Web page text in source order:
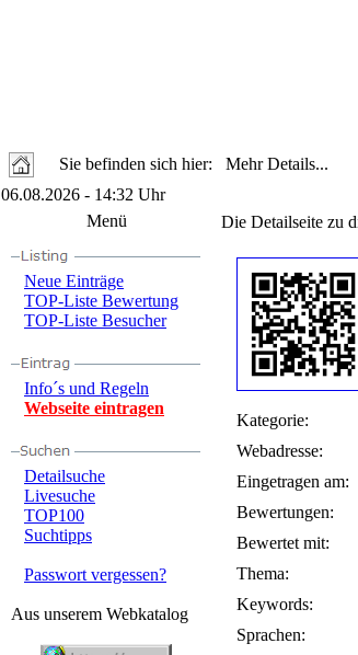
Sie befinden sich hier: Mehr Details...
06.08.2026 - 14:32 Uhr
Menü
Neue Einträge
TOP-Liste Bewertung
TOP-Liste Besucher
Info´s und Regeln
Webseite eintragen
Detailsuche
Livesuche
TOP100
Suchtipps
Passwort vergessen?
Aus unserem Webkatalog
Die Detailseite zu
Kategorie:
Webadresse:
Eingetragen am:
Bewertungen:
Bewertet mit:
Thema:
Keywords:
Sprachen: